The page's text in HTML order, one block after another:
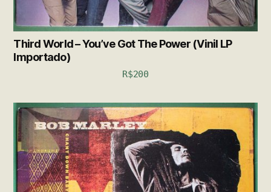
Third World – You’ve Got The Power (Vinil LP
Importado)
R$200